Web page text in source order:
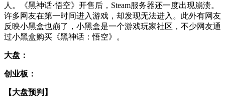
人。《黑神话·悟空》开售后，Steam服务器还一度出现崩溃。
许多网友在第一时间进入游戏，却发现无法进入。此外有网友
反映小黑盒也崩了，小黑盒是一个游戏玩家社区，不少网友通
过小黑盒购买《黑神话：悟空》。
大盘：
创业板：
【大盘预判】